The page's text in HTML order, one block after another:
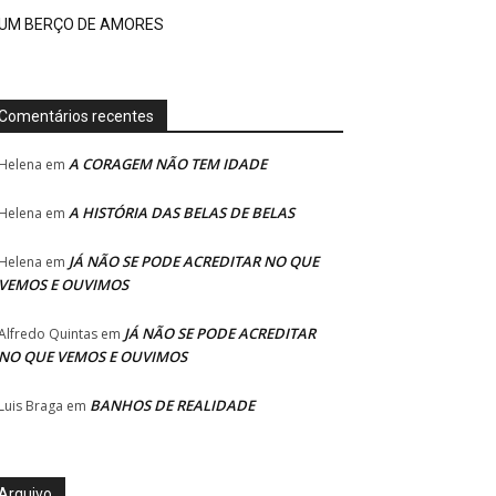
BERÇO DE AMORES
recentes
em A CORAGEM NÃO TEM IDADE
em A HISTÓRIA DAS BELAS DE BELAS
em JÁ NÃO SE PODE ACREDITAR NO QUE
E OUVIMOS
Quintas em JÁ NÃO SE PODE ACREDITAR
QUE VEMOS E OUVIMOS
Braga em BANHOS DE REALIDADE